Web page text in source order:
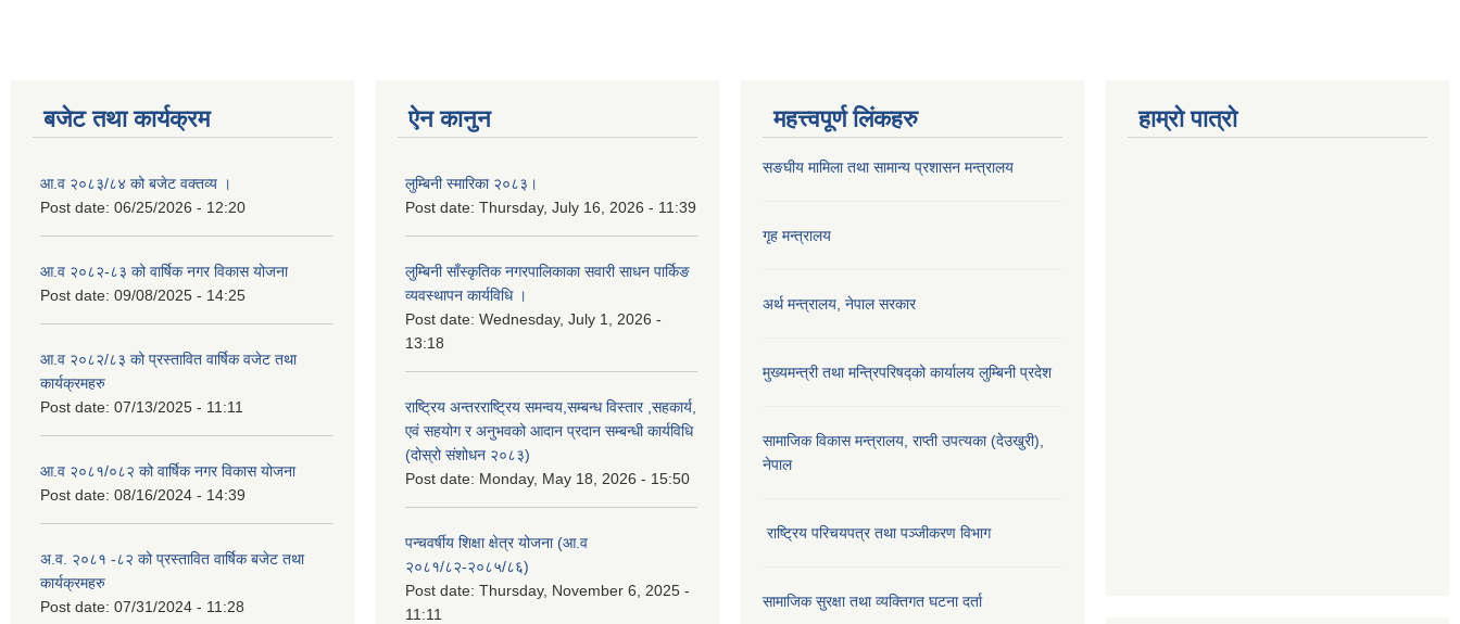
बजेट तथा कार्यक्रम
आ.व २०८३/८४ को बजेट वक्तव्य ।
Post date: 06/25/2026 - 12:20
आ.व २०८२-८३ को वार्षिक नगर विकास योजना
Post date: 09/08/2025 - 14:25
आ.व २०८२/८३ को प्रस्तावित वार्षिक वजेट तथा
कार्यक्रमहरु
Post date: 07/13/2025 - 11:11
आ.व २०८१/०८२ को वार्षिक नगर विकास योजना
Post date: 08/16/2024 - 14:39
अ.व. २०८१ -८२ को प्रस्तावित वार्षिक बजेट तथा
कार्यक्रमहरु
Post date: 07/31/2024 - 11:28
ऐन कानुन
लुम्बिनी स्मारिका २०८३।
Post date: Thursday, July 16, 2026 - 11:39
लुम्बिनी साँस्कृतिक नगरपालिकाका सवारी साधन पार्किङ
व्यवस्थापन कार्यविधि ।
Post date: Wednesday, July 1, 2026 -
13:18
राष्ट्रिय अन्तरराष्ट्रिय समन्वय,सम्बन्ध विस्तार ,सहकार्य,
एवं सहयोग र अनुभवको आदान प्रदान सम्बन्धी कार्यविधि
(दोस्रो संशोधन २०८३)
Post date: Monday, May 18, 2026 - 15:50
पन्चवर्षीय शिक्षा क्षेत्र योजना (आ.व
२०८१/८२-२०८५/८६)
Post date: Thursday, November 6, 2025 -
11:11
महत्त्वपूर्ण लिंकहरु
सङघीय मामिला तथा सामान्य प्रशासन मन्‍त्रालय
गृह मन्त्रालय
अर्थ मन्त्रालय, नेपाल सरकार
मुख्यमन्त्री तथा मन्त्रिपरिषद्को कार्यालय लुम्बिनी प्रदेश
सामाजिक विकास मन्‍‍त्रालय, राप्ती उपत्यका (देउखुरी),
नेपाल
राष्ट्रिय परिचयपत्र तथा पञ्जीकरण विभाग
सामाजिक सुरक्षा तथा व्यक्तिगत घटना दर्ता
हाम्रो पात्रो